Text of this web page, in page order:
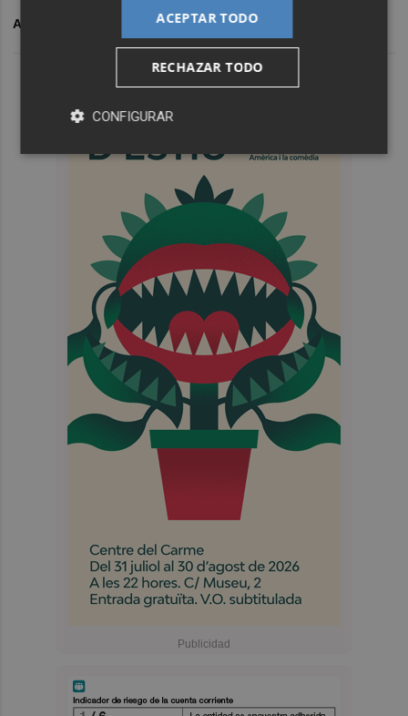
ARCHIVADO EN MÚSICA ELECTRÓNICA
ACEPTAR TODO
RECHAZAR TODO
CONFIGURAR